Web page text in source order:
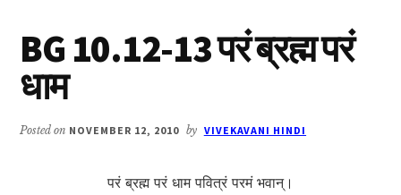
BG 10.12-13 परं ब्रह्म परं
धाम
Posted on NOVEMBER 12, 2010 by VIVEKAVANI HINDI
परं ब्रह्म परं धाम पवित्रं परमं भवान्।